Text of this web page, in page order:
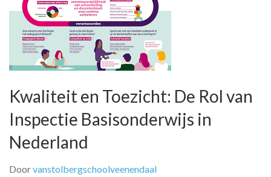
Kwaliteit en Toezicht: De Rol van
Inspectie Basisonderwijs in
Nederland
Doorvanstolbergschoolveenendaal